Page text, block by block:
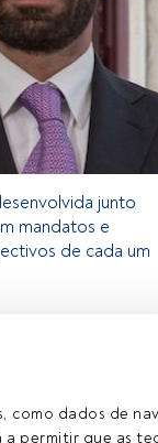
como dados de
permitir que as
junto
mandatos e
de cada um
Se já
a FundsPeople